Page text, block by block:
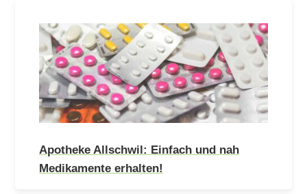
Apotheke Allschwil: Einfach und nah
Medikamente erhalten!